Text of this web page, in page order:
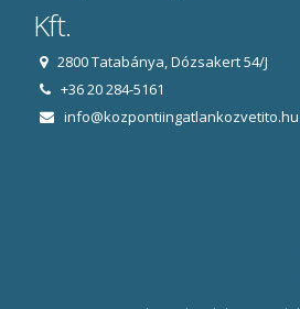
Kft.
2800 Tatabánya, Dózsakert 54/J
+36 20 284-5161
info@kozpontiingatlankozvetito.hu